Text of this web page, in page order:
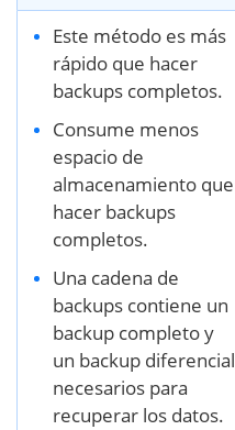
Este método es más
rápido que hacer
backups completos.
Consume menos
espacio de
almacenamiento que
hacer backups
completos.
Una cadena de
backups contiene un
backup completo y
un backup diferencial
necesarios para
recuperar los datos.